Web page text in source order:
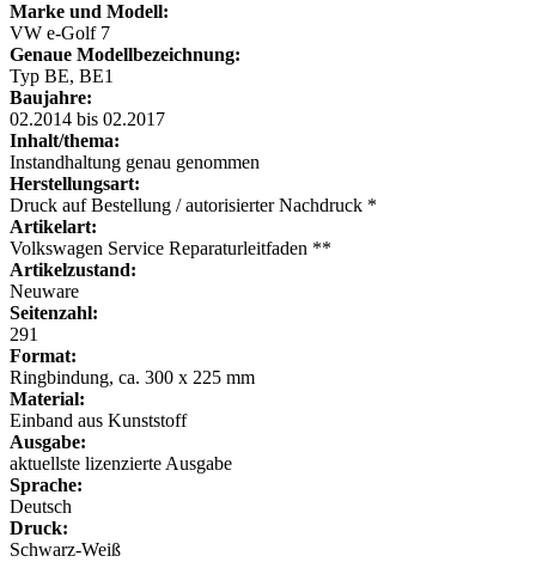
Marke und Modell:
VW e-Golf 7
Genaue Modellbezeichnung:
Typ BE, BE1
Baujahre:
02.2014 bis 02.2017
Inhalt/thema:
Instandhaltung genau genommen
Herstellungsart:
Druck auf Bestellung / autorisierter Nachdruck *
Artikelart:
Volkswagen Service Reparaturleitfaden **
Artikelzustand:
Neuware
Seitenzahl:
291
Format:
Ringbindung, ca. 300 x 225 mm
Material:
Einband aus Kunststoff
Ausgabe:
aktuellste lizenzierte Ausgabe
Sprache:
Deutsch
Druck:
Schwarz-Weiß